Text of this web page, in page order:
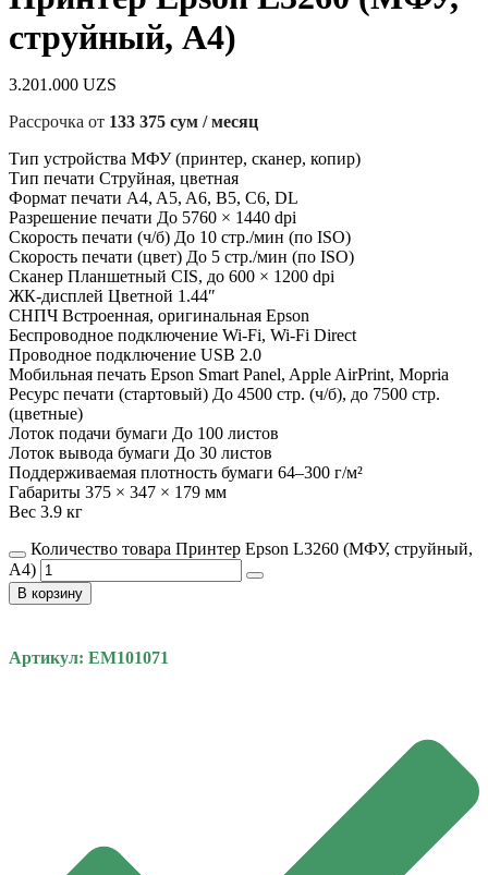
струйный, А4)
3.201.000 UZS
Рассрочка от 133 375 сум / месяц
Тип устройства МФУ (принтер, сканер, копир)
Тип печати Струйная, цветная
Формат печати A4, A5, A6, B5, C6, DL
Разрешение печати До 5760 × 1440 dpi
Скорость печати (ч/б) До 10 стр./мин (по ISO)
Скорость печати (цвет) До 5 стр./мин (по ISO)
Сканер Планшетный CIS, до 600 × 1200 dpi
ЖК-дисплей Цветной 1.44″
СНПЧ Встроенная, оригинальная Epson
Беспроводное подключение Wi-Fi, Wi-Fi Direct
Проводное подключение USB 2.0
Мобильная печать Epson Smart Panel, Apple AirPrint, Mopria
Ресурс печати (стартовый) До 4500 стр. (ч/б), до 7500 стр.
(цветные)
Лоток подачи бумаги До 100 листов
Лоток вывода бумаги До 30 листов
Поддерживаемая плотность бумаги 64–300 г/м²
Габариты 375 × 347 × 179 мм
Вес 3.9 кг
Количество товара Принтер Epson L3260 (МФУ, струйный,
А4)
В корзину
Артикул: EM101071